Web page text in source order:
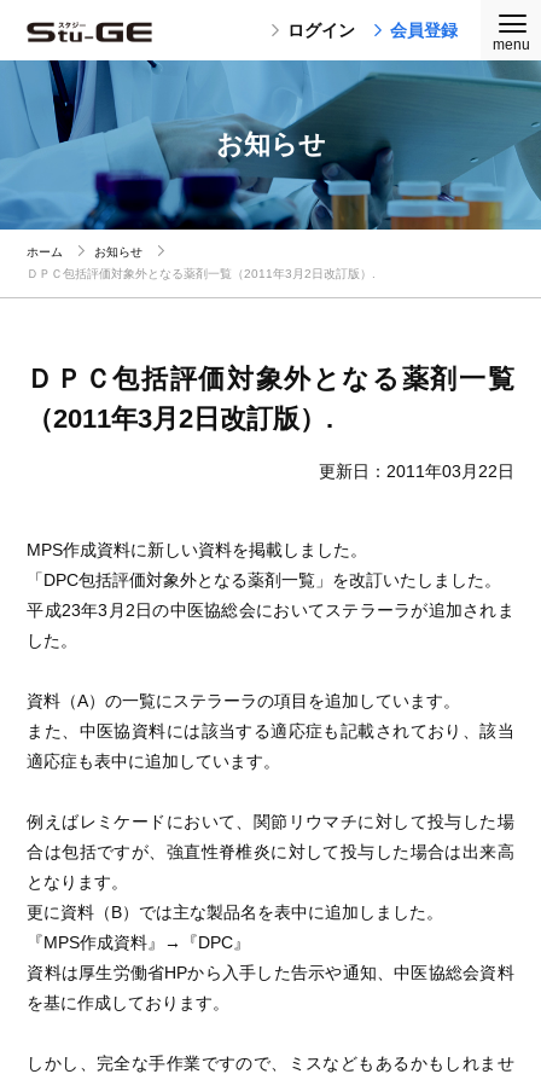
ログイン 会員登録
お知らせ
ホーム
お知らせ
ＤＰＣ包括評価対象外となる薬剤一覧（2011年3月2日改訂版）.
ＤＰＣ包括評価対象外となる薬剤一覧
（2011年3月2日改訂版）.
更新日：2011年03月22日
MPS作成資料に新しい資料を掲載しました。
「DPC包括評価対象外となる薬剤一覧」を改訂いたしました。
平成23年3月2日の中医協総会においてステラーラが追加されま
した。
資料（A）の一覧にステラーラの項目を追加しています。
また、中医協資料には該当する適応症も記載されており、該当
適応症も表中に追加しています。
例えばレミケードにおいて、関節リウマチに対して投与した場
合は包括ですが、強直性脊椎炎に対して投与した場合は出来高
となります。
更に資料（B）では主な製品名を表中に追加しました。
『MPS作成資料』→『DPC』
資料は厚生労働省HPから入手した告示や通知、中医協総会資料
を基に作成しております。
しかし、完全な手作業ですので、ミスなどもあるかもしれませ